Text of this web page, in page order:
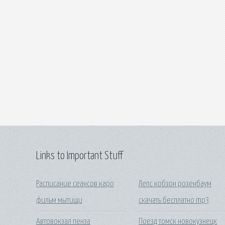
Links to Important Stuff
Расписание сеансов каро
фильм мытищи
Автовокзал пенза
Лепс кобзон розенбаум
скачать бесплатно mp3
Поезд томск новокузнецк